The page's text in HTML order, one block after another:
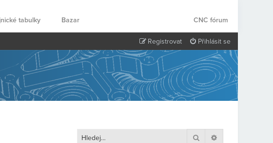
tabulky Bazar CNC fórum
Přihlásit se
Registrovat
Hledat